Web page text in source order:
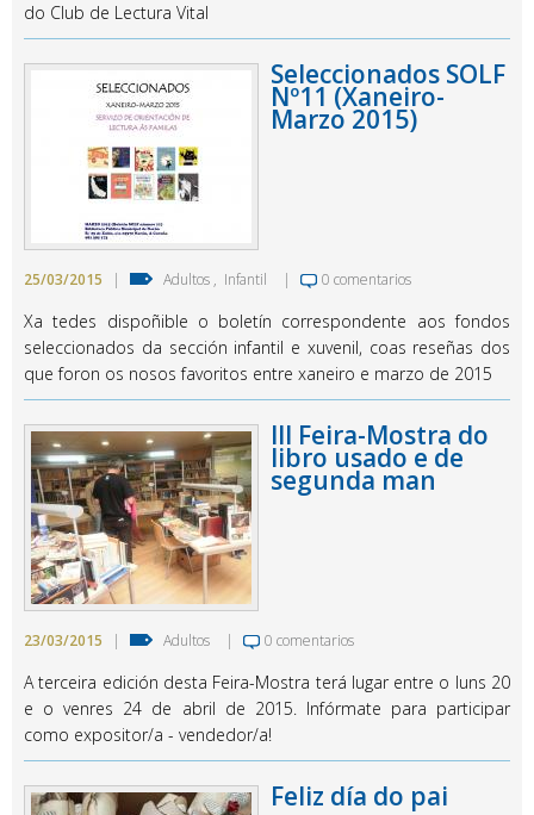
do Club de Lectura Vital
Seleccionados SOLF
Nº11 (Xaneiro-
Marzo 2015)
25/03/2015 | Adultos , Infantil | 0 comentarios
Xa tedes dispoñible o boletín correspondente aos fondos
seleccionados da sección infantil e xuvenil, coas reseñas dos
que foron os nosos favoritos entre xaneiro e marzo de 2015
III Feira-Mostra do
libro usado e de
segunda man
23/03/2015 | Adultos | 0 comentarios
A terceira edición desta Feira-Mostra terá lugar entre o luns 20
e o venres 24 de abril de 2015. Infórmate para participar
como expositor/a - vendedor/a!
Feliz día do pai